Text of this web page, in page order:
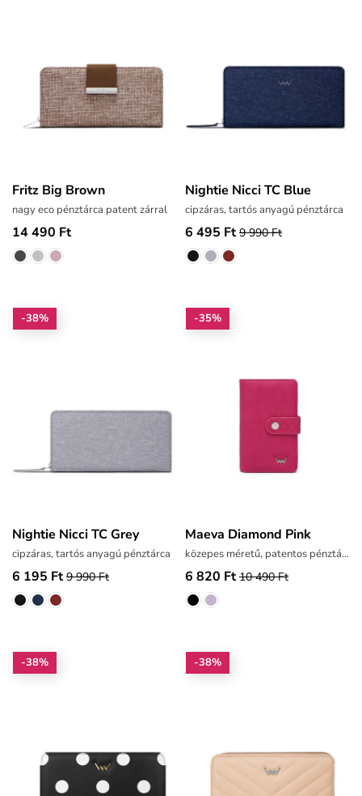
Fritz Big Brown
nagy eco pénztárca patent zárral
14 490 Ft
Nightie Nicci TC Blue
cipzáras, tartós anyagú pénztárca
6 495 Ft 9 990 Ft
-38%
Nightie Nicci TC Grey
cipzáras, tartós anyagú pénztárca
6 195 Ft 9 990 Ft
-35%
Maeva Diamond Pink
közepes méretű, patentos pénztárca
6 820 Ft 10 490 Ft
-38% -38%